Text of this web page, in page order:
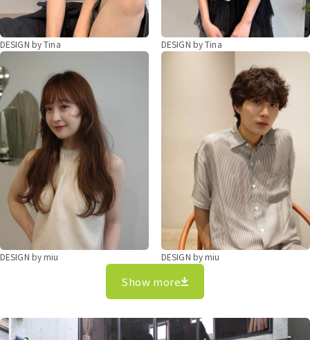
DESIGN by Tina DESIGN by Tina
DESIGN by miu DESIGN by miu
Show more